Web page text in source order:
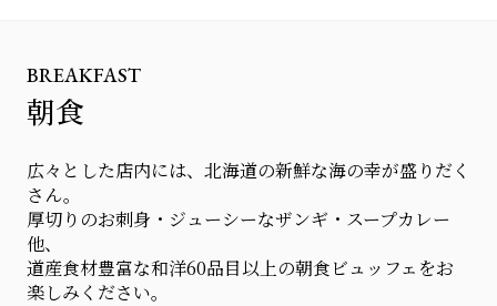
BREAKFAST
朝食
広々とした店内には、北海道の新鮮な海の幸が盛りだく
さん。
厚切りのお刺身・ジューシーなザンギ・スープカレー
他、
道産食材豊富な和洋60品目以上の朝食ビュッフェをお
楽しみください。